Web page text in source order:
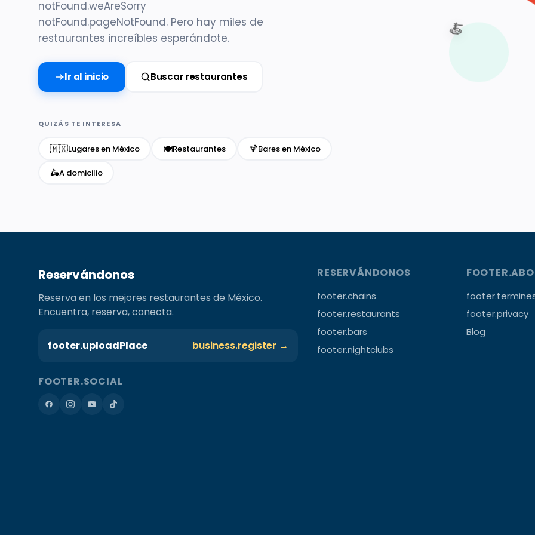
notFound.weAreSorry
notFound.pageNotFound. Pero hay miles de
restaurantes increíbles esperándote.
Ir al inicio Buscar restaurantes
QUIZÁS TE INTERESA
🇲🇽Lugares en México 🍽️Restaurantes 🍹Bares en México
🛵A domicilio
🍝
Reservándonos
Reserva en los mejores restaurantes de México.
Encuentra, reserva, conecta.
footer.uploadPlace business.register →
FOOTER.SOCIAL
RESERVÁNDONOS
footer.chains
footer.restaurants
footer.bars
footer.nightclubs
footer.privacy
Blog